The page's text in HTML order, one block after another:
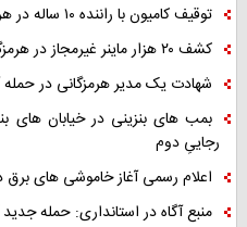
توقیف کامیون با راننده ۱۰ ساله در هرمزگان
کشف ۲۰ هزار ماینر غیرمجاز در هرمزگان
شهادت یک مدیر هرمزگانی در حمله
بمب های بنزینی در خیابان های
رجاییِ دوم
اعلام رسمی آغاز خاموشی های برق
منبع آگاه در استانداری: حمله